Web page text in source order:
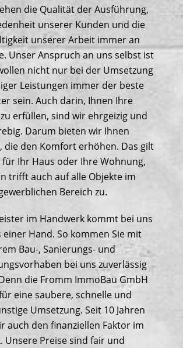
die Qualität der Ausführung,
unserer Kunden und die
unserer Arbeit immer an
Unser Anspruch an uns selbst ist
nicht nur bei der Umsetzung
Leistungen immer der beste
sein. Auch darin, Ihnen Ihre
erfüllen, sind wir ehrgeizig und
Darum bieten wir Ihnen
die den Komfort erhöhen. Das gilt
Ihr Haus oder Ihre Wohnung,
trifft auch auf alle Objekte im
Bereich zu.
im Handwerk kommt bei uns
einer Hand. So kommen Sie mit
Bau-, Sanierungs- und
bei uns zuverlässig
die Fromm ImmoBau GmbH
eine saubere, schnelle und
Umsetzung. Seit 10 Jahren
auch den finanziellen Faktor im
Unsere Preise sind fair und